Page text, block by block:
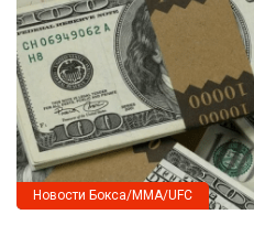
Новости Бокса/MMA/UFC